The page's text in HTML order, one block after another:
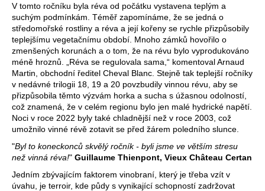
V tomto ročníku byla réva od počátku vystavena teplým a
suchým podmínkám. Téměř zapomínáme, že se jedná o
středomořské rostliny a réva a její kořeny se rychle přizpůsobily
teplejšímu vegetačnímu období. Mnoho zámků hovořilo o
zmenšených korunách a o tom, že na révu bylo vyprodukováno
méně hroznů. „Réva se regulovala sama,“ komentoval Arnaud
Martin, obchodní ředitel Cheval Blanc. Stejně tak teplejší ročníky
v nedávné trilogii 18, 19 a 20 povzbudily vinnou révu, aby se
přizpůsobila těmto výzvám horka a sucha s úžasnou odolností,
což znamená, že v celém regionu bylo jen malé hydrické napětí.
Noci v roce 2022 byly také chladnější než v roce 2003, což
umožnilo vinné révě zotavit se před žárem poledního slunce.
"Byl to koneckonců skvělý ročník - byli jsme ve větším stresu
než vinná réva!" Guillaume Thienpont, Vieux Château Certan
Jedním zbývajícím faktorem vinobraní, který je třeba vzít v
úvahu, je terroir, kde půdy s vynikající schopností zadržovat
2
594
Kč